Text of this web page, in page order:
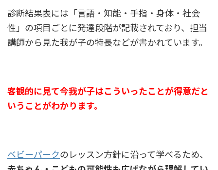
診断結果表には「言語・知能・手指・身体・社会
性」の項目ごとに発達段階が記載されており、担当
講師から見た我が子の特長などが書かれています。
客観的に見て今我が子はこういったことが得意だと
いうことがわかります。
ベビーパークのレッスン方針に沿って学べるため、